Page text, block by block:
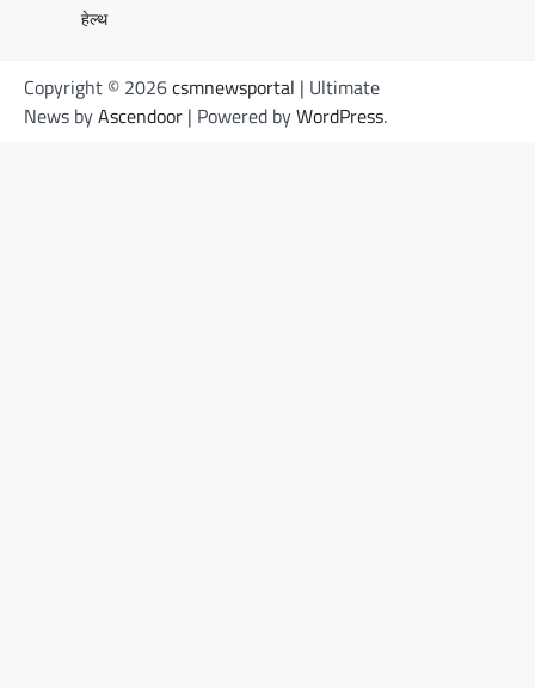
हेल्थ
Copyright © 2026csmnewsportal | Ultimate
News byAscendoor | Powered byWordPress.